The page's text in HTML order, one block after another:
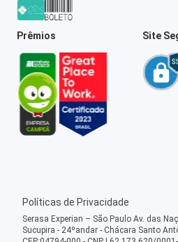
Prêmios Site
Políticas de Privacidade
Serasa Experian – São Paulo Av. das
Sucupira - 24ºandar - Chácara Santo